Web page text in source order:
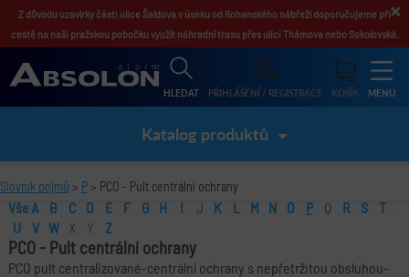
×
Z důvodu uzavírky části ulice Šaldova v úseku od Rohanského nábřeží doporučujeme při
cestě na naši pražskou pobočku využít náhradní trasu přes ulici Thámova nebo Sokolovská.
HLEDAT PŘIHLÁŠENÍ / REGISTRACE KOŠÍK MENU
Katalog produktů
Slovník pojmů > P > PCO - Pult centrální ochrany
Vše A B C D E F G H I J K L M N O P Q R S
T
U
V W X Y Z
PCO- Pult centrální ochrany
PCO pult centralizované-centrální ochrany s nepřetržitou obsluhou-